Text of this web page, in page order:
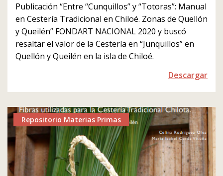
Publicación “Entre “Cunquillos” y “Totoras”: Manual
en Cestería Tradicional en Chiloé. Zonas de Quellón
y Queilén” FONDART NACIONAL 2020 y buscó
resaltar el valor de la Cestería en “Junquillos” en
Quellón y Queilén en la isla de Chiloé.
Descargar
Repositorio Materias Primas